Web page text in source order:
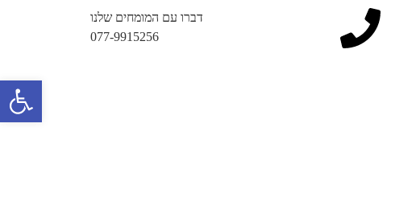
דברו עם המומחים שלנו
077-9915256